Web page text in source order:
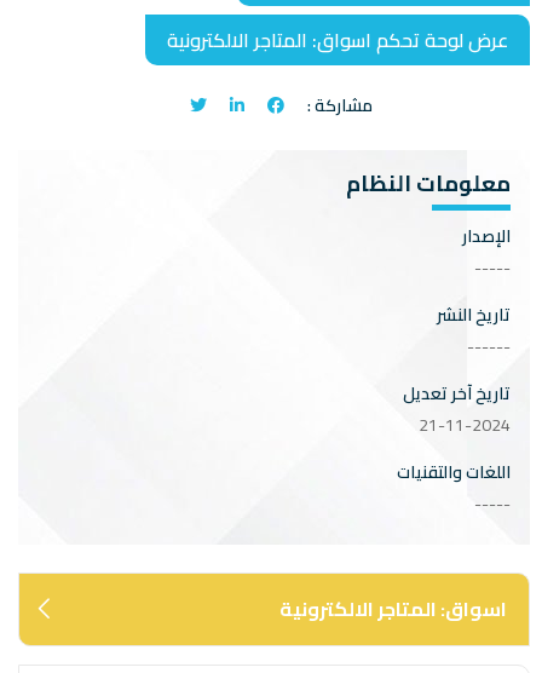
عرض لوحة تحكم اسواق: المتاجر الالكترونية
مشاركة :
معلومات النظام
الإصدار
-----
تاريخ النشر
------
تاريخ آخر تعديل
21-11-2024
اللغات والتقنيات
-----
اسواق: المتاجر الالكترونية